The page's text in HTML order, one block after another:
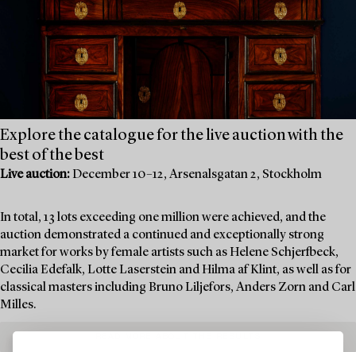
Explore the catalogue for the live auction with the
best of the best
Live auction: December 10–12, Arsenalsgatan 2, Stockholm
In total, 13 lots exceeding one million were achieved, and the
auction demonstrated a continued and exceptionally strong
market for works by female artists such as Helene Schjerfbeck,
Cecilia Edefalk, Lotte Laserstein and Hilma af Klint, as well as for
classical masters including Bruno Liljefors, Anders Zorn and Carl
Milles.